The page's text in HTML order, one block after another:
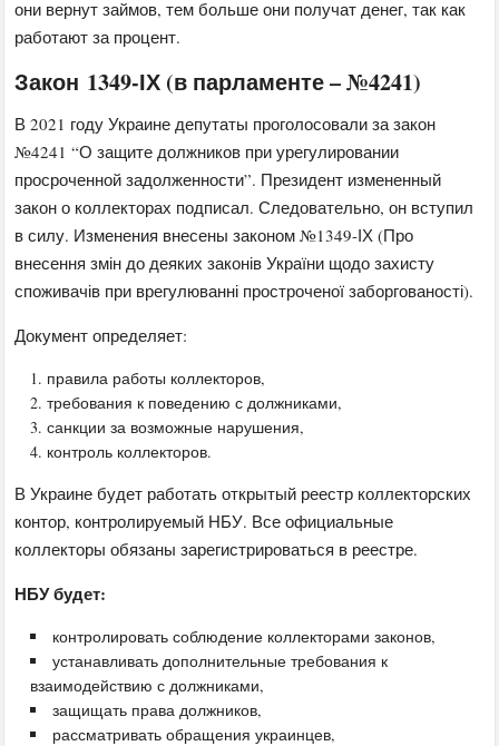
они вернут займов, тем больше они получат денег, так как
работают за процент.
Закон 1349-ІХ (в парламенте – №4241)
В 2021 году Украине депутаты проголосовали за закон
№4241 “О защите должников при урегулировании
просроченной задолженности”. Президент измененный
закон о коллекторах подписал. Следовательно, он вступил
в силу. Изменения внесены законом №1349-ІХ (Про
внесення змін до деяких законів України щодо захисту
споживачів при врегулюванні простроченої заборгованості).
Документ определяет:
правила работы коллекторов,
требования к поведению с должниками,
санкции за возможные нарушения,
контроль коллекторов.
В Украине будет работать открытый реестр коллекторских
контор, контролируемый НБУ. Все официальные
коллекторы обязаны зарегистрироваться в реестре.
НБУ будет:
контролировать соблюдение коллекторами законов,
устанавливать дополнительные требования к
взаимодействию с должниками,
защищать права должников,
рассматривать обращения украинцев,